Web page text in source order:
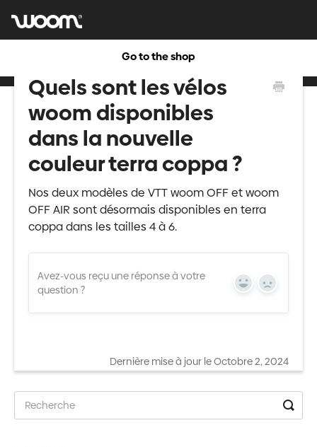
Go to the shop
Quels sont les vélos
woom disponibles
dans la nouvelle
couleur terra coppa ?
Nos deux modèles de VTT woom OFF et woom
OFF AIR sont désormais disponibles en terra
coppa dans les tailles 4 à 6.
Avez-vous reçu une réponse à votre
question ?
Yes No
Dernière mise à jour le Octobre 2, 2024